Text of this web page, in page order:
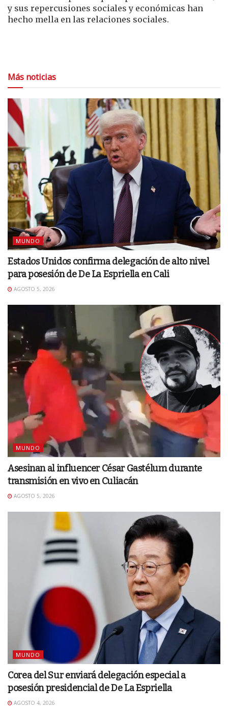
y sus repercusiones sociales y económicas han
hecho mella en las relaciones sociales.
Más noticias
MUNDO
Estados Unidos confirma delegación de alto nivel
para posesión de De La Espriella en Cali
AGOSTO 5, 2026
MUNDO
Asesinan al influencer César Gastélum durante
transmisión en vivo en Culiacán
AGOSTO 5, 2026
MUNDO
Corea del Sur enviará delegación especial a
posesión presidencial de De La Espriella
AGOSTO 4, 2026